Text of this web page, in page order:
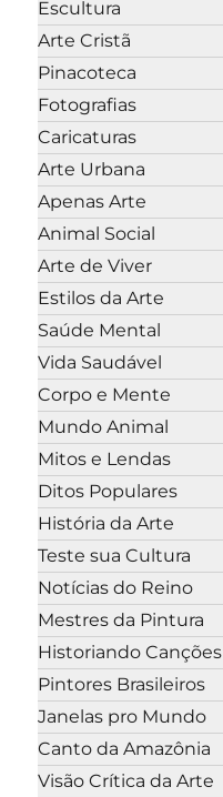
Escultura
Arte Cristã
Pinacoteca
Fotografias
Caricaturas
Arte Urbana
Apenas Arte
Animal Social
Arte de Viver
Estilos da Arte
Saúde Mental
Vida Saudável
Corpo e Mente
Mundo Animal
Mitos e Lendas
Ditos Populares
História da Arte
Teste sua Cultura
Notícias do Reino
Mestres da Pintura
Historiando Canções
Pintores Brasileiros
Janelas pro Mundo
Canto da Amazônia
Visão Crítica da Arte